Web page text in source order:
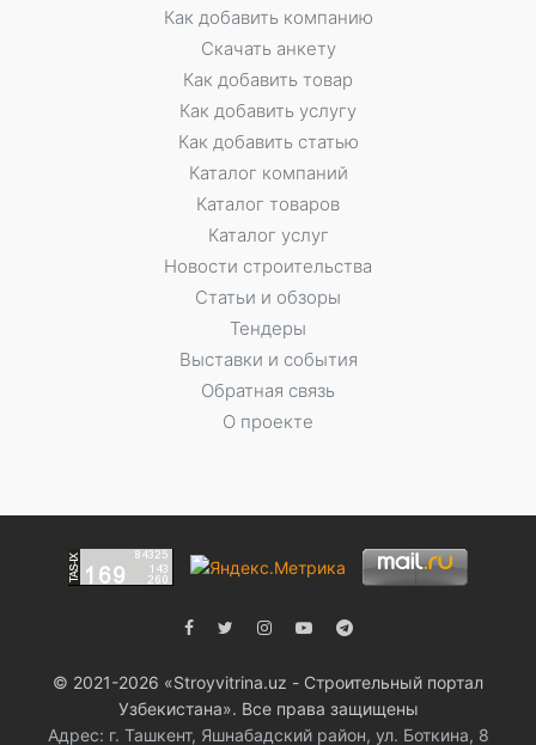
Как добавить компанию
Скачать анкету
Как добавить товар
Как добавить услугу
Как добавить статью
Каталог компаний
Каталог товаров
Каталог услуг
Новости строительства
Статьи и обзоры
Тендеры
Выставки и события
Обратная связь
О проекте
© 2021-2026 «Stroyvitrina.uz - Строительный портал
Узбекистана». Все права защищены
Адрес: г. Ташкент, Яшнабадский район, ул. Боткина, 8